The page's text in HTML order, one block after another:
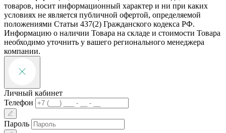
товаров, носит информационный характер и ни при каких
условиях не является публичной офертой, определяемой
положениями Статьи 437(2) Гражданского кодекса РФ.
Информацию о наличии Товара на складе и стоимости Товара
необходимо уточнить у вашего регионального менеджера
компании.
Личный кабинет
Телефон
Пароль